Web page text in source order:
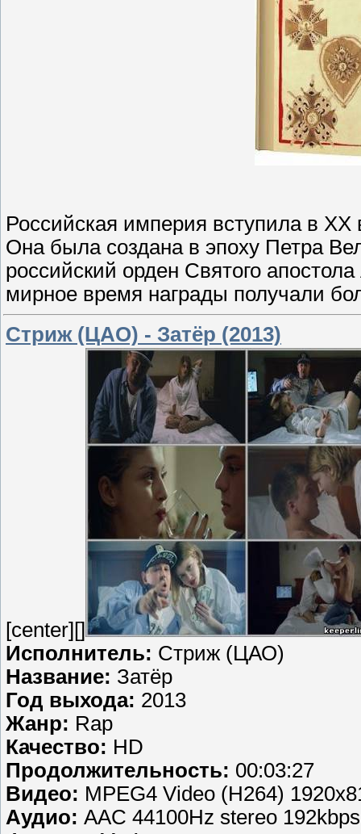
Российская империя вступила в
Она была создана в эпоху Петра
российский орден Святого
мирное время награды получали
Стриж (ЦАО) - Затёр (2013)
[center][]
Исполнитель: Стриж (ЦАО)
Название: Затёр
Год выхода: 2013
Жанр: Rap
Качество: HD
Продолжительность: 00:03:27
Видео: MPEG4 Video (H264)
Аудио: AAC 44100Hz stereo 192kbps